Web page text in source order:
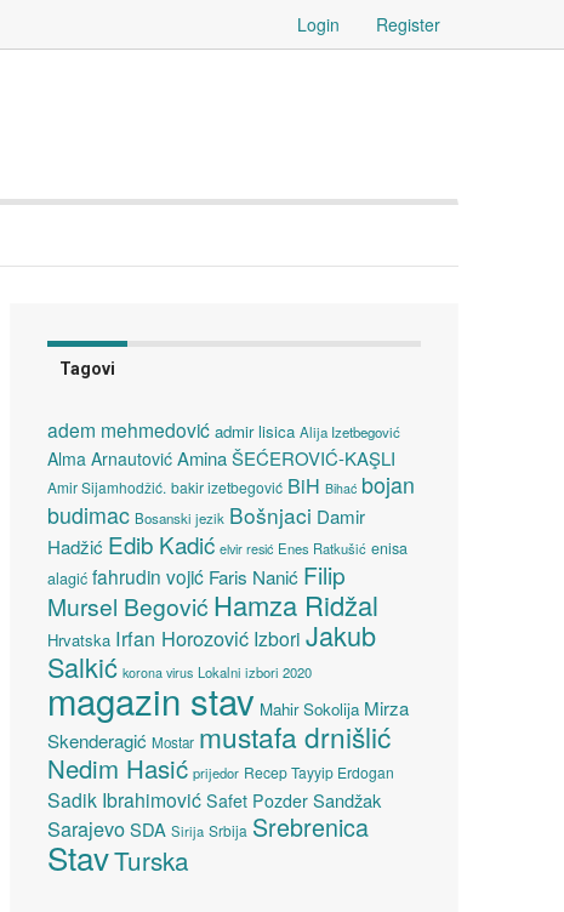
Login Register
Tagovi
adem mehmedović admir lisica Alija Izetbegović
Alma Arnautović Amina ŠEĆEROVIĆ-KAŞLI
Amir Sijamhodžić. bakir izetbegović BiH Bihać bojan
budimac Bosanski jezik Bošnjaci Damir
Hadžić Edib Kadić elvir resić Enes Ratkušić enisa
alagić fahrudin vojić Faris Nanić Filip
Mursel Begović Hamza Ridžal
Hrvatska Irfan Horozović Izbori Jakub
Salkić korona virus Lokalni izbori 2020
magazin stav Mahir Sokolija Mirza
Skenderagić Mostar mustafa drnišlić
Nedim Hasić prijedor Recep Tayyip Erdogan
Sadik Ibrahimović Safet Pozder Sandžak
SarajevoSDA Sirija Srbija Srebrenica
StavTurska